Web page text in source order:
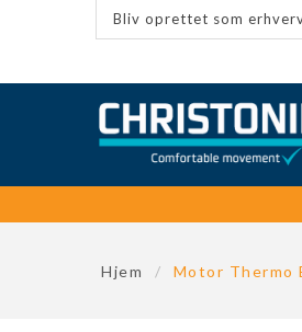
Bliv oprettet som
Hjem / Motor Thermo